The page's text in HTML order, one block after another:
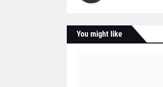
You might like